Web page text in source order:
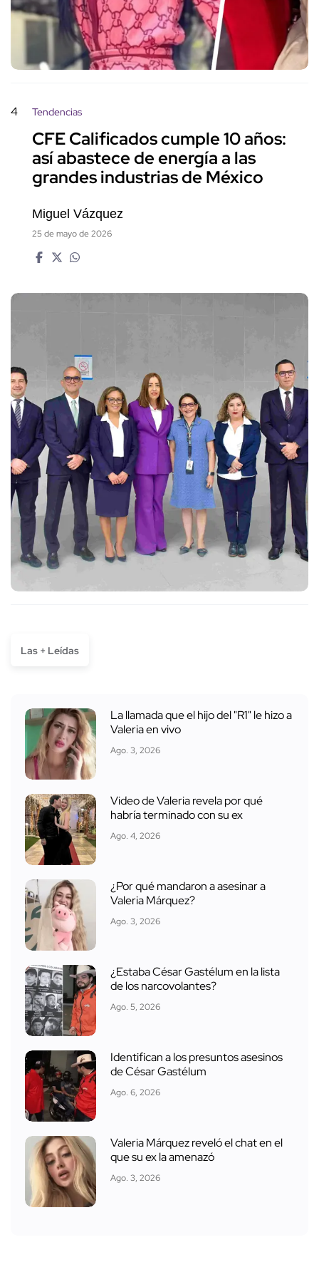
4 Tendencias
CFE Calificados cumple 10 años:
así abastece de energía a las
grandes industrias de México
Miguel Vázquez
25 de mayo de 2026
Las + Leídas
La llamada que el hijo del "R1" le hizo a
Valeria en vivo
Ago. 3, 2026
Video de Valeria revela por qué
habría terminado con su ex
Ago. 4, 2026
¿Por qué mandaron a asesinar a
Valeria Márquez?
Ago. 3, 2026
¿Estaba César Gastélum en la lista
de los narcovolantes?
Ago. 5, 2026
Identifican a los presuntos asesinos
de César Gastélum
Ago. 6, 2026
Valeria Márquez reveló el chat en el
que su ex la amenazó
Ago. 3, 2026